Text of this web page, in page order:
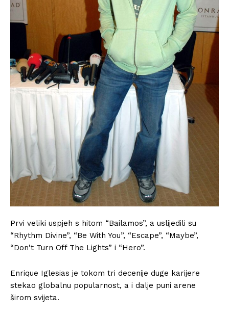
Prvi veliki uspjeh s hitom “Bailamos”, a uslijedili su
“Rhythm Divine”, “Be With You”, “Escape”, “Maybe”,
“Don't Turn Off The Lights” i “Hero”.
Enrique Iglesias je tokom tri decenije duge karijere
stekao globalnu popularnost, a i dalje puni arene
širom svijeta.